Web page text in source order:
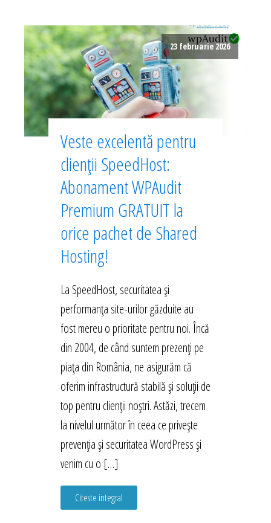
23 februarie 2026
Veste excelentă pentru
clienții SpeedHost:
Abonament WPAudit
Premium GRATUIT la
orice pachet de Shared
Hosting!
La SpeedHost, securitatea și
performanța site-urilor găzduite au
fost mereu o prioritate pentru noi. Încă
din 2004, de când suntem prezenți pe
piața din România, ne asigurăm că
oferim infrastructură stabilă și soluții de
top pentru clienții noștri. Astăzi, trecem
la nivelul următor în ceea ce privește
prevenția și securitatea WordPress și
venim cu o […]
Citeste integral